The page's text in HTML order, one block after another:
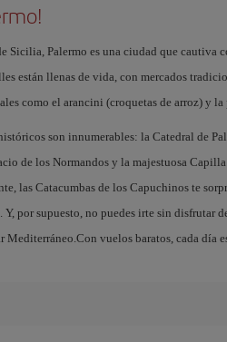
Sicilia, Palermo es una ciudad que cautiva
están llenas de vida, con mercados
como el arancini (croquetas de arroz) y la
son innumerables: la Catedral de
de los Normandos y la majestuosa
las Catacumbas de los Capuchinos te
por supuesto, no puedes irte sin disfrutar
Mediterráneo.Con vuelos baratos, cada día